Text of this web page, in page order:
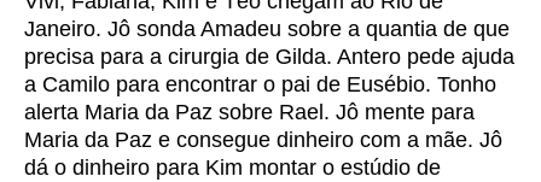
Janeiro. Jô sonda Amadeu sobre a quantia de que
precisa para a cirurgia de Gilda. Antero pede ajuda
a Camilo para encontrar o pai de Eusébio. Tonho
alerta Maria da Paz sobre Rael. Jô mente para
Maria da Paz e consegue dinheiro com a mãe. Jô
dá o dinheiro para Kim montar o estúdio de